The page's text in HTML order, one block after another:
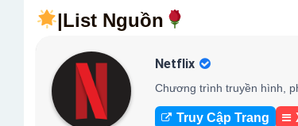
|List Nguồn
Netflix
Chương trình truyền hình,
Truy Cập Trang